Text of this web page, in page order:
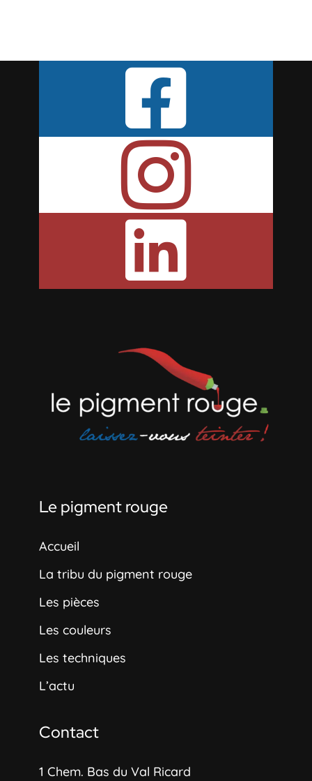



Le pigment rouge
Accueil
La tribu du pigment rouge
Les pièces
Les couleurs
Les techniques
L’actu
Contact
1 Chem. Bas du Val Ricard